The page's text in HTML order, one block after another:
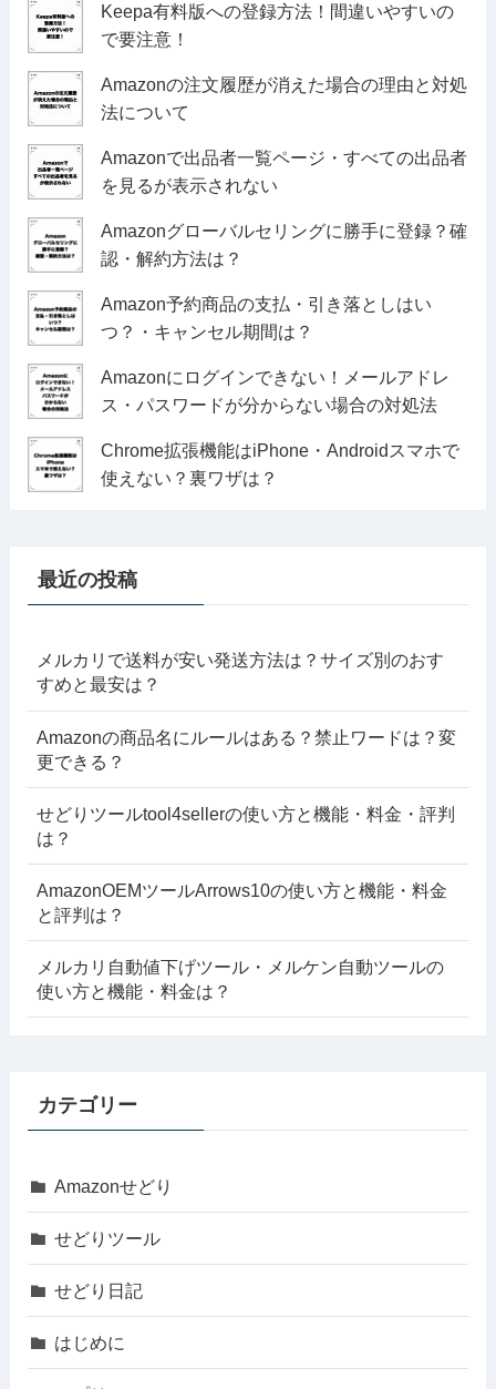
Keepa有料版への登録方法！間違いやすいの
で要注意！
Amazonの注文履歴が消えた場合の理由と対処
法について
Amazonで出品者一覧ページ・すべての出品者
を見るが表示されない
Amazonグローバルセリングに勝手に登録？確
認・解約方法は？
Amazon予約商品の支払・引き落としはい
つ？・キャンセル期間は？
Amazonにログインできない！メールアドレ
ス・パスワードが分からない場合の対処法
Chrome拡張機能はiPhone・Androidスマホで
使えない？裏ワザは？
最近の投稿
メルカリで送料が安い発送方法は？サイズ別のおす
すめと最安は？
Amazonの商品名にルールはある？禁止ワードは？変
更できる？
せどりツールtool4sellerの使い方と機能・料金・評判
は？
AmazonOEMツールArrows10の使い方と機能・料金
と評判は？
メルカリ自動値下げツール・メルケン自動ツールの
使い方と機能・料金は？
カテゴリー
Amazonせどり
せどりツール
せどり日記
はじめに